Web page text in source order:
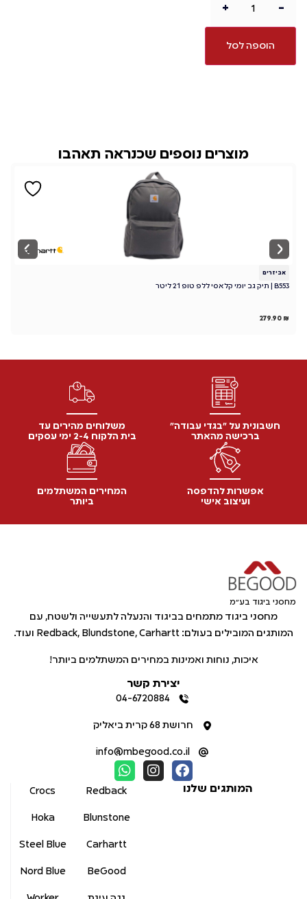
-
+
הוספה לסל
מוצרים נוספים שכנראה תאהבו
אביזרים
B553 | תיק גב יומי קלאסי ללפ טופ 21 ליטר
279.90 ₪
חשבונית על "בגדי עבודה"
ברכישה מהאתר
משלוחים מהירים עד
בית הלקוח 2-4 ימי עסקים
אפשרות להדפסה
ועיצוב אישי
המחירים המשתלמים
ביותר
מחסני ביגוד בע"מ
מחסני ביגוד מתמחים בביגוד והנעלה לתעשייה ולשטח, עם
המותגים המובילים בעולם: Redback, Blundstone, Carhartt ועוד.
איכות, נוחות ואמינות במחירים המשתלמים ביותר!
המותגים שלנו Redback
Blunstone
Carhartt
BeGood
Crocs
Hoka
Steel Blue
Nord Blue
יצירת קשר
04-6720884
חרושת 68 קרית ביאליק
info@mbegood.co.il